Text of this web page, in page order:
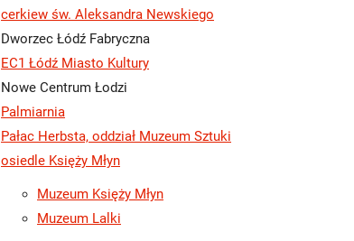
cerkiew św. Aleksandra Newskiego
Dworzec Łódź Fabryczna
EC1 Łódź Miasto Kultury
Nowe Centrum Łodzi
Palmiarnia
Pałac Herbsta, oddział Muzeum Sztuki
osiedle Księży Młyn
Muzeum Księży Młyn
Muzeum Lalki